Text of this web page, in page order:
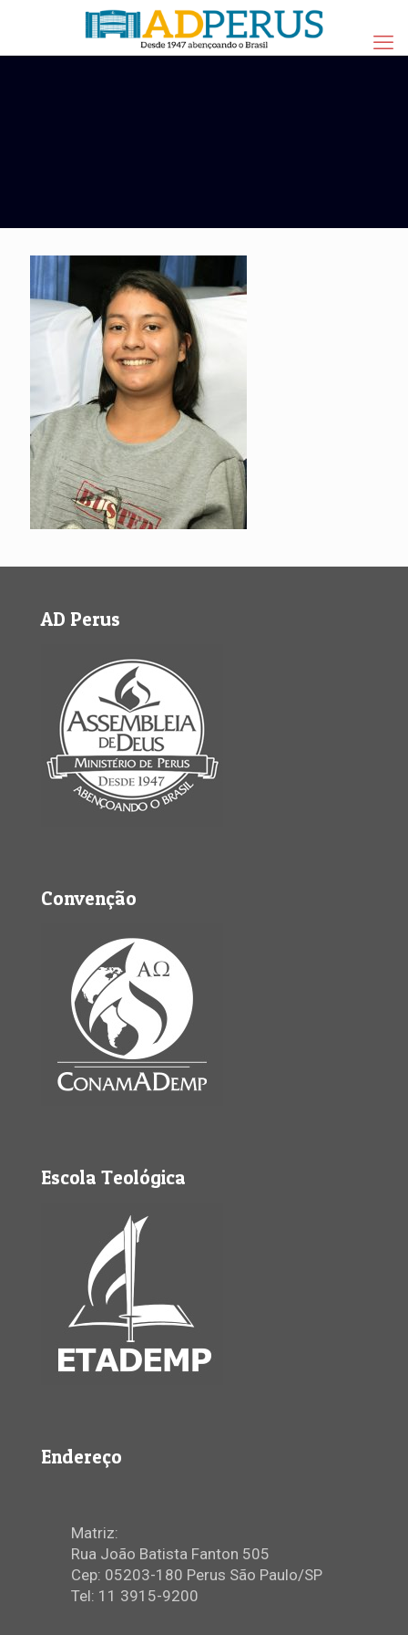
AD Perus
Convenção
Escola Teológica
Endereço
Matriz:
Rua João Batista Fanton 505
Cep: 05203-180 Perus São Paulo/SP
Tel: 11 3915-9200